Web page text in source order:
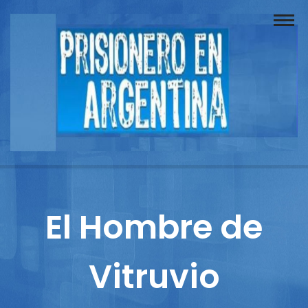
Buscador
Documentos
ReportajesEl Hombre de
Vitruvio